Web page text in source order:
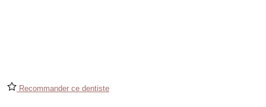
Recommander ce dentiste